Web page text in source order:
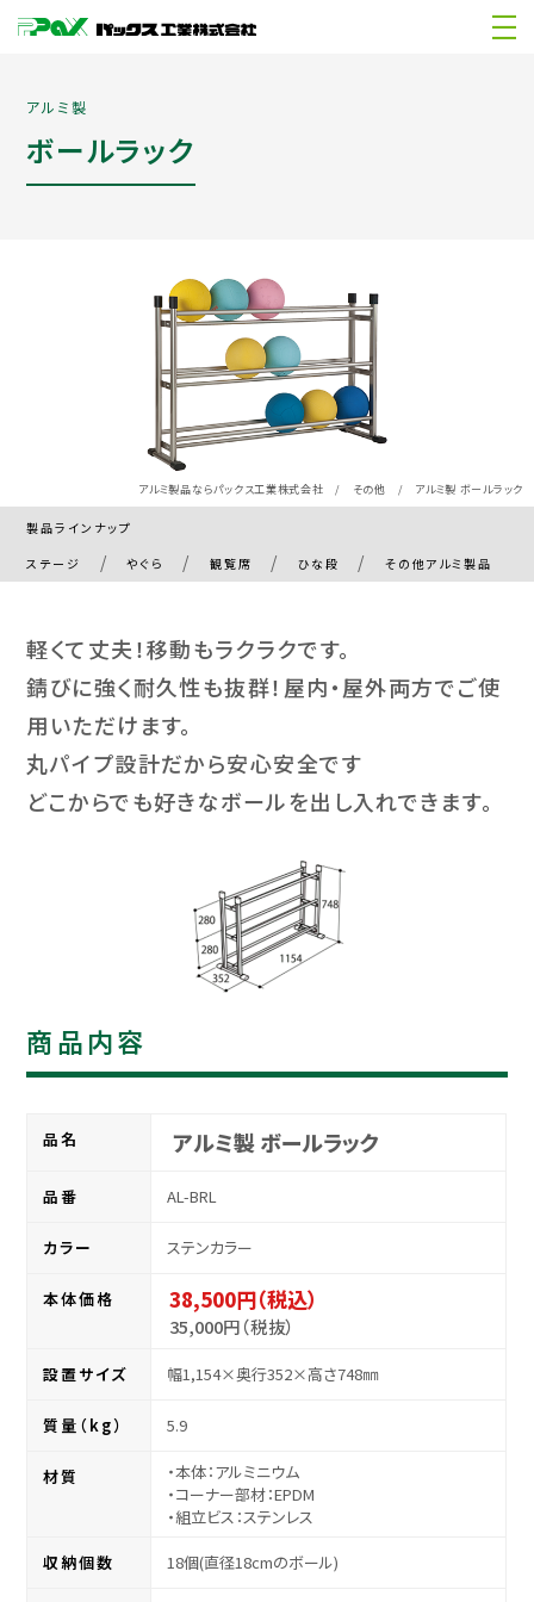
アルミ製
ボールラック
アルミ製品ならパックス工業株式会社 / その他 / アルミ製 ボールラック
製品ラインナップ
ステージ
やぐら 観覧席 ひな段 その他アルミ製品
軽くて丈夫！移動もラクラクです。
錆びに強く耐久性も抜群！屋内・屋外両方でご使
用いただけます。
丸パイプ設計だから安心安全です
どこからでも好きなボールを出し入れできます。
商品内容
品名 アルミ製 ボールラック
品番 AL-BRL
カラー ステンカラー
本体価格 38,500円（税込）
35,000円（税抜）
設置サイズ 幅1,154×奥行352×高さ748㎜
質量（kg） 5.9
材質
・本体：アルミニウム
・コーナー部材：EPDM
・組立ビス：ステンレス
収納個数
18個(直径18cmのボール)